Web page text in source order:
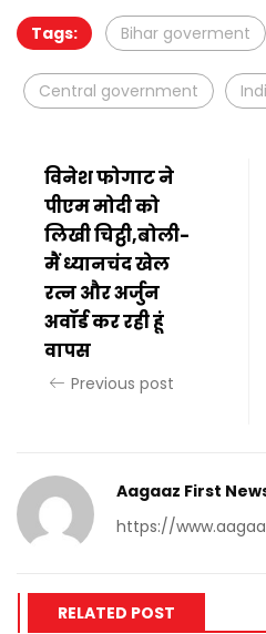
Tags: Bihar goverment
Central government
विनेश फोगाट ने
पीएम मोदी को
लिखी चिट्ठी,बोली-
मैं ध्यानचंद खेल
रत्न और अर्जुन
अवॉर्ड कर रही हूं
वापस
Previous post
Aagaaz First
https://
RELATED POST